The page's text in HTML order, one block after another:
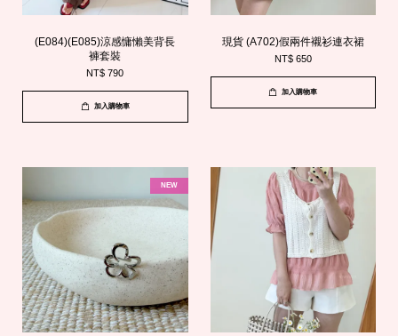
(E084)(E085)涼感慵懶美背長
褲套裝
NT$ 790
加入購物車
現貨 (A702)假兩件襯衫連衣裙
NT$ 650
加入購物車
NEW